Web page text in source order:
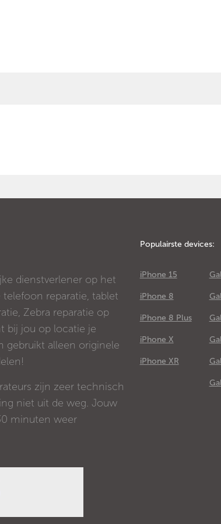
dienstverlener op het
reparatie, tablet
Zebra reparatie op
bij jou op locatie je
gebruikt alleen originele
zijn zeer technisch
niet uit de weg. Jouw
minuten weer
Populairste devices:
iPhone 15
iPhone 8
iPhone 8 Plus
iPhone X
iPhone XR